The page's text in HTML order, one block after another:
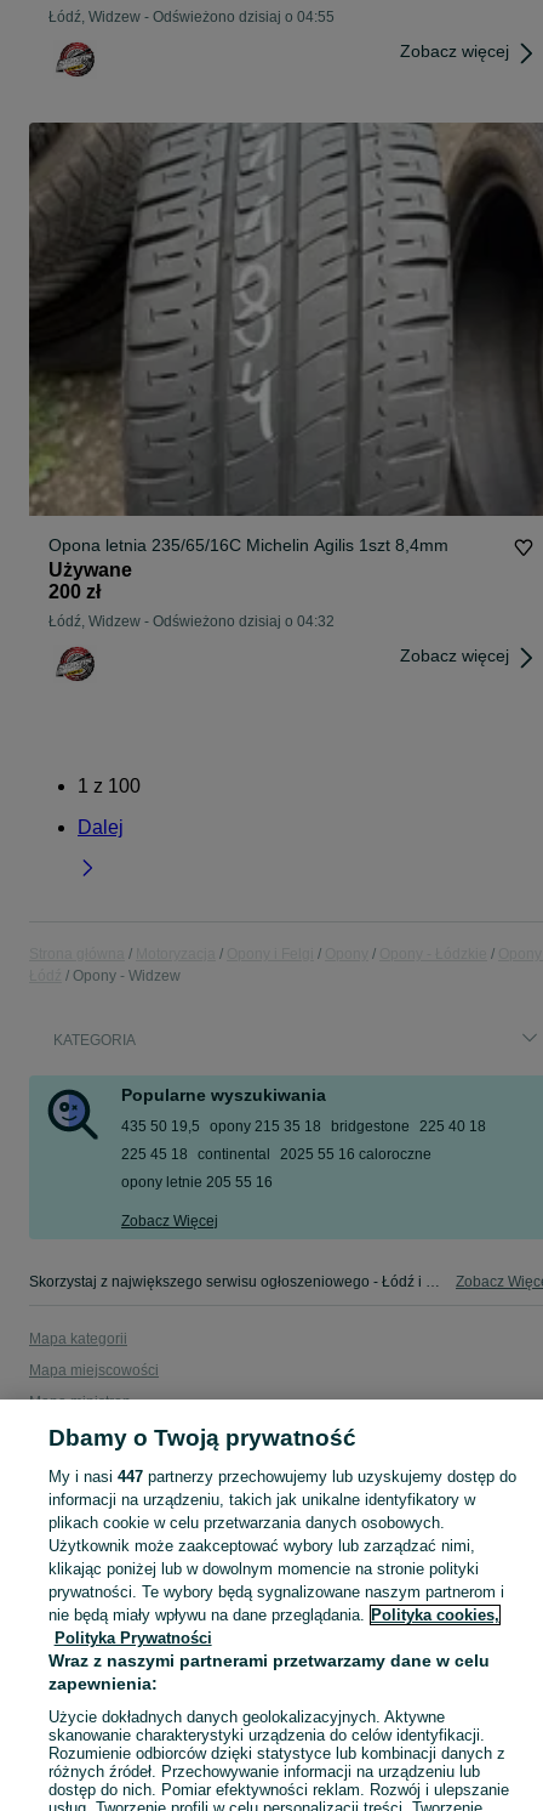
Łódź, Widzew - Odświeżono dzisiaj o 04:55
Zobacz więcej
Opona letnia 235/65/16C Michelin Agilis 1szt 8,4mm
Używane
200 zł
Łódź, Widzew - Odświeżono dzisiaj o 04:32
Zobacz więcej
1 z 100
Dalej
Opony - Widzew
KATEGORIA
Popularne wyszukiwania
435 50 19,5 opony 215 35 18 bridgestone
225 40 18
225 45 18
continental
2025 55 16 caloroczne
opony letnie 205 55 16
Zobacz Więcej
Skorzystaj z największego serwisu ogłoszeniowego - Łódź i okolice! - kupuj lub sprzedawaj jeszcze wygodniej w kategorii Opony! Zobacz
Mapa kategorii
Mapa miejscowości
Mapa ministron
Popularne wyszukiwania
Dbamy o Twoją prywatność
My i nasi 447partnerzy przechowujemy lub uzyskujemy dostęp do
informacji na urządzeniu, takich jak unikalne identyfikatory w
plikach cookie w celu przetwarzania danych osobowych.
Użytkownik może zaakceptować wybory lub zarządzać nimi,
klikając poniżej lub w dowolnym momencie na stronie polityki
prywatności. Te wybory będą sygnalizowane naszym partnerom i
nie będą miały wpływu na dane przeglądania. Polityka cookies,
Polityka Prywatności
Wraz z naszymi partnerami przetwarzamy dane w celu
zapewnienia:
Użycie dokładnych danych geolokalizacyjnych. Aktywne
skanowanie charakterystyki urządzenia do celów identyfikacji.
Rozumienie odbiorców dzięki statystyce lub kombinacji danych z
różnych źródeł. Przechowywanie informacji na urządzeniu lub
dostęp do nich. Pomiar efektywności reklam. Rozwój i ulepszanie